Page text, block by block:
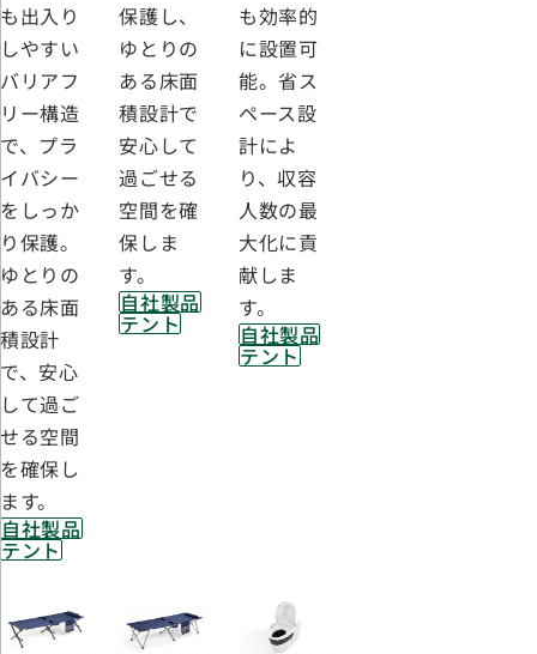
も出入り
しやすい
バリアフ
リー構造
で、プラ
イバシー
をしっか
り保護。
ゆとりの
ある床面
積設計
で、安心
して過ご
せる空間
を確保し
ます。
自社製品
テント
保護し、
ゆとりの
ある床面
積設計で
安心して
過ごせる
空間を確
保しま
す。
自社製品
テント
も効率的
に設置可
能。省ス
ペース設
計によ
り、収容
人数の最
大化に貢
献しま
す。
自社製品
テント